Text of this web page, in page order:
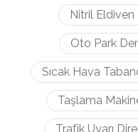
Nitril Eldiven
Oto Park
Sıcak Hava
Taşlama
Trafik Uyarı